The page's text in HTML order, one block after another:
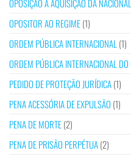
OPOSIÇÃO À AQUISIÇÃO DA
OPOSITOR AO REGIME(1)
ORDEM PÚBLICA INTERNACIONAL(1)
ORDEM PÚBLICA INTERNACIONAL DO
PEDIDO DE PROTEÇÃO JURÍDICA(1)
PENA ACESSÓRIA DE EXPULSÃO (1)
PENA DE MORTE(2)
PENA DE PRISÃO PERPÉTUA(2)